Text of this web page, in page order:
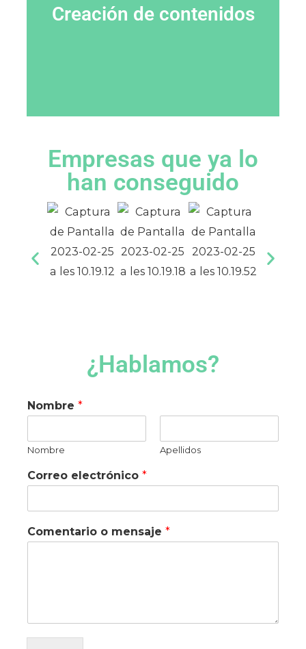
Creación de contenidos
Empresas que ya lo
han conseguido
¿Hablamos?
Nombre *
Nombre Apellidos
Correo electrónico *
Comentario o mensaje *